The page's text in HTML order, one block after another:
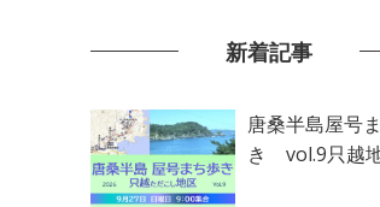
新着記事
唐桑半島屋号
き vol.9只越